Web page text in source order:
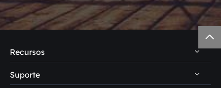
Recursos
Dicas de recuperação de dados PC
Suporte
